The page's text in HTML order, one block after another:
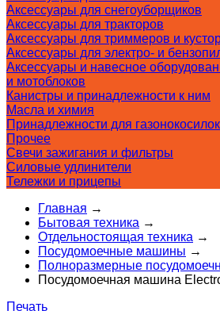
Аксессуары для снегоуборщиков
Аксессуары для тракторов
Аксессуары для триммеров и
Аксессуары для электро- и
Аксессуары и навесное
и мотоблоков
Канистры и принадлежности к ним
Масла и химия
Принадлежности для
Прочее
Свечи зажигания и фильтры
Силовые удлинители
Тележки и прицепы
Главная →
Бытовая техника →
Отдельностоящая техника →
Посудомоечные машины →
Полноразмерные
Посудомоечная машина
Печать